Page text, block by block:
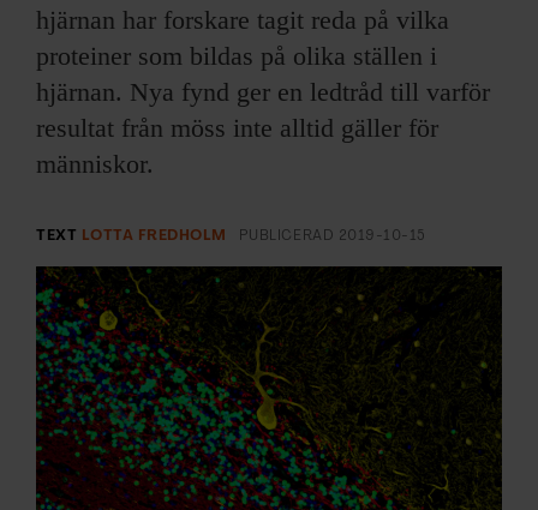
LYSSNA/PODD
EVENEMANG & RESOR
SHOP
KONTAKTA F&F
SKRIV I F&F
PRENUMERERA PÅ F&F
ANNONSERA I F&F
OM F&F
hjärnan har forskare tagit reda på vilka
proteiner som bildas på olika ställen i
hjärnan. Nya fynd ger en ledtråd till varför
resultat från möss inte alltid gäller för
människor.
TEXT LOTTA FREDHOLM PUBLICERAD 2019-10-15